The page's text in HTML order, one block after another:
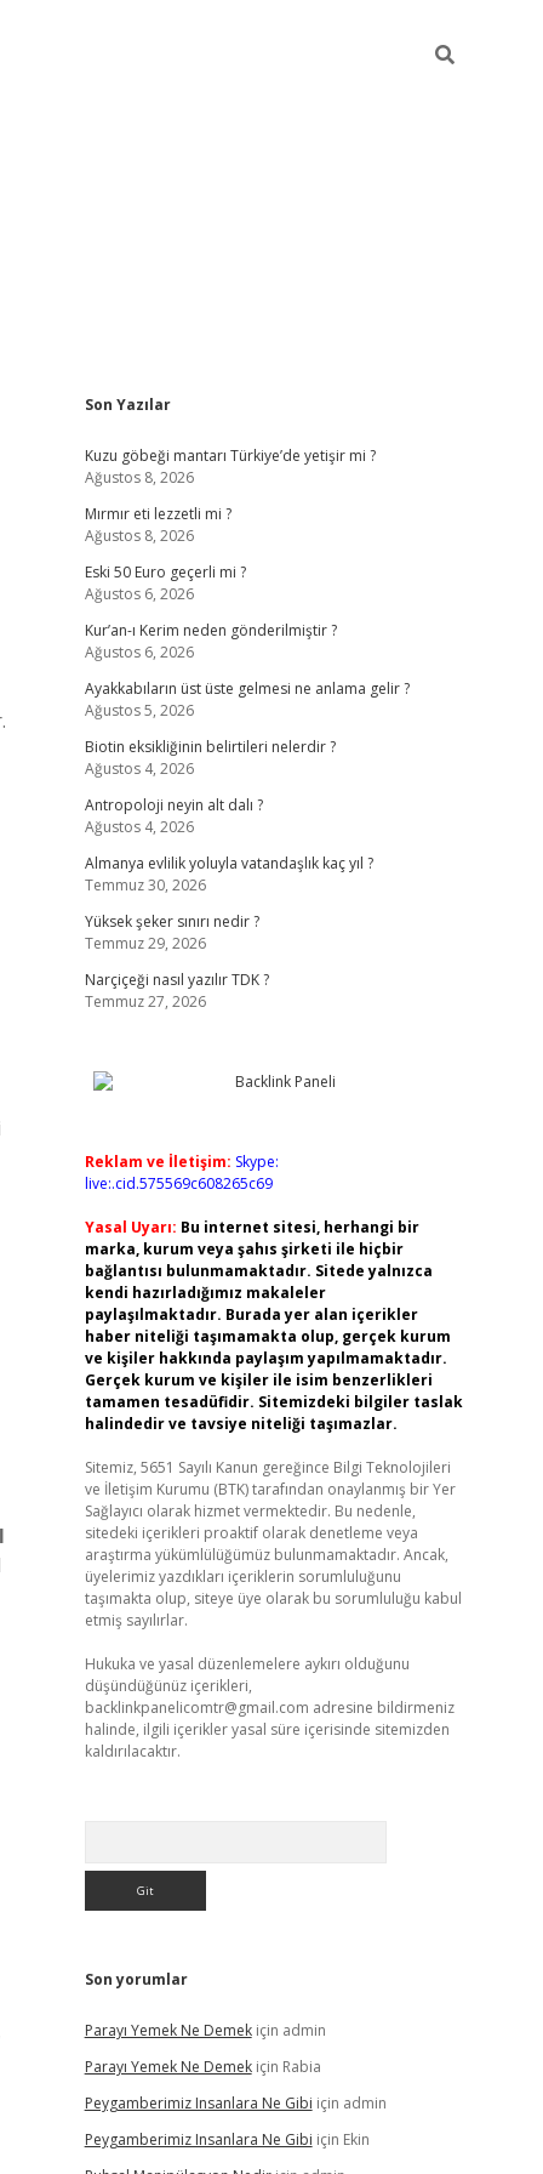
Sidebar
Son Yazılar
Kuzu göbeği mantarı Türkiye’de yetişir mi ?
Ağustos 8, 2026
Mırmır eti lezzetli mi ?
Ağustos 8, 2026
Eski 50 Euro geçerli mi ?
Ağustos 6, 2026
Kur’an-ı Kerim neden gönderilmiştir ?
Ağustos 6, 2026
Ayakkabıların üst üste gelmesi ne anlama gelir ?
Ağustos 5, 2026
Biotin eksikliğinin belirtileri nelerdir ?
Ağustos 4, 2026
Antropoloji neyin alt dalı ?
Ağustos 4, 2026
Almanya evlilik yoluyla vatandaşlık kaç yıl ?
Temmuz 30, 2026
Yüksek şeker sınırı nedir ?
Temmuz 29, 2026
Narçiçeği nasıl yazılır TDK ?
Temmuz 27, 2026
Reklam ve İletişim: Skype:
live:.cid.575569c608265c69
Yasal Uyarı: Bu internet sitesi, herhangi bir
marka, kurum veya şahıs şirketi ile hiçbir
bağlantısı bulunmamaktadır. Sitede yalnızca
kendi hazırladığımız makaleler
paylaşılmaktadır. Burada yer alan içerikler
haber niteliği taşımamakta olup, gerçek kurum
ve kişiler hakkında paylaşım yapılmamaktadır.
Gerçek kurum ve kişiler ile isim benzerlikleri
tamamen tesadüfidir. Sitemizdeki bilgiler taslak
halindedir ve tavsiye niteliği taşımazlar.
Sitemiz, 5651 Sayılı Kanun gereğince Bilgi Teknolojileri
ve İletişim Kurumu (BTK) tarafından onaylanmış bir Yer
Sağlayıcı olarak hizmet vermektedir. Bu nedenle,
sitedeki içerikleri proaktif olarak denetleme veya
araştırma yükümlülüğümüz bulunmamaktadır. Ancak,
üyelerimiz yazdıkları içeriklerin sorumluluğunu
taşımakta olup, siteye üye olarak bu sorumluluğu kabul
etmiş sayılırlar.
Hukuka ve yasal düzenlemelere aykırı olduğunu
düşündüğünüz içerikleri,
backlinkpanelicomtr@gmail.com adresine bildirmeniz
halinde, ilgili içerikler yasal süre içerisinde sitemizden
kaldırılacaktır.
Son yorumlar
Parayı Yemek Ne Demekiçin admin
Parayı Yemek Ne Demekiçin Rabia
Peygamberimiz Insanlara Ne Gibi için admin
Peygamberimiz Insanlara Ne Gibi için Ekin